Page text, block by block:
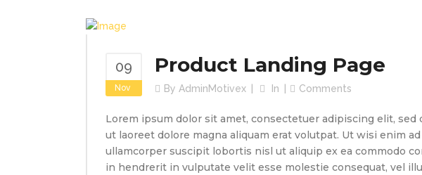
09
Nov
Product Landing Page
By AdminMotivex In Comments
Lorem ipsum dolor sit amet, consectetuer adipiscing elit,
ut laoreet dolore magna aliquam erat volutpat. Ut wisi enim
ullamcorper suscipit lobortis nisl ut aliquip ex ea commodo
in hendrerit in vulputate velit esse molestie consequat, vel